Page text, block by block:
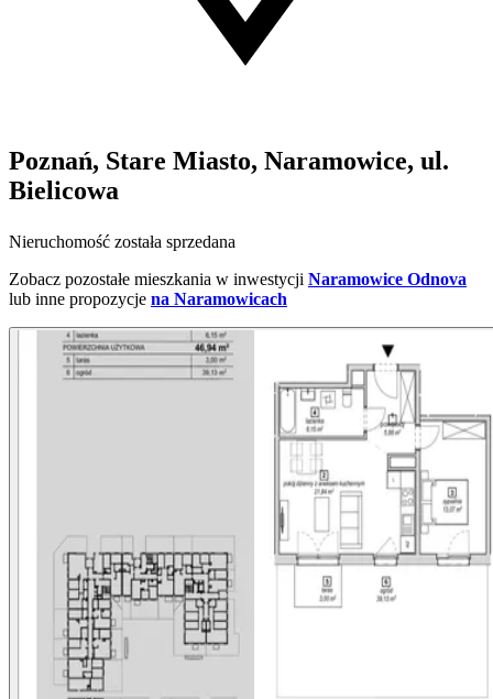
Poznań, Stare Miasto, Naramowice, ul.
Bielicowa
Nieruchomość została sprzedana
Zobacz pozostałe mieszkania w inwestycji Naramowice Odnova
lub inne propozycje na Naramowicach